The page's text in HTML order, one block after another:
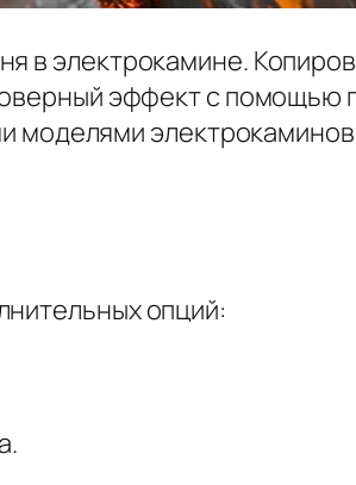
в электрокамине.
эффект с помощью
моделями
опций: